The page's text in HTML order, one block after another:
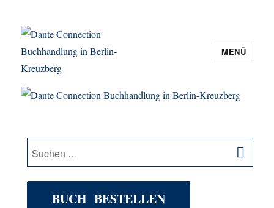
Dante Connection Buchhandlung in
MENÜ
Suche
nach:
BUCH BESTELLEN